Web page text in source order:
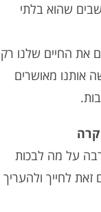
שהוא בלתי
את החיים שלנו רק
אותנו מאושרים
על מה לבכות
זאת לחייך ולהעריך